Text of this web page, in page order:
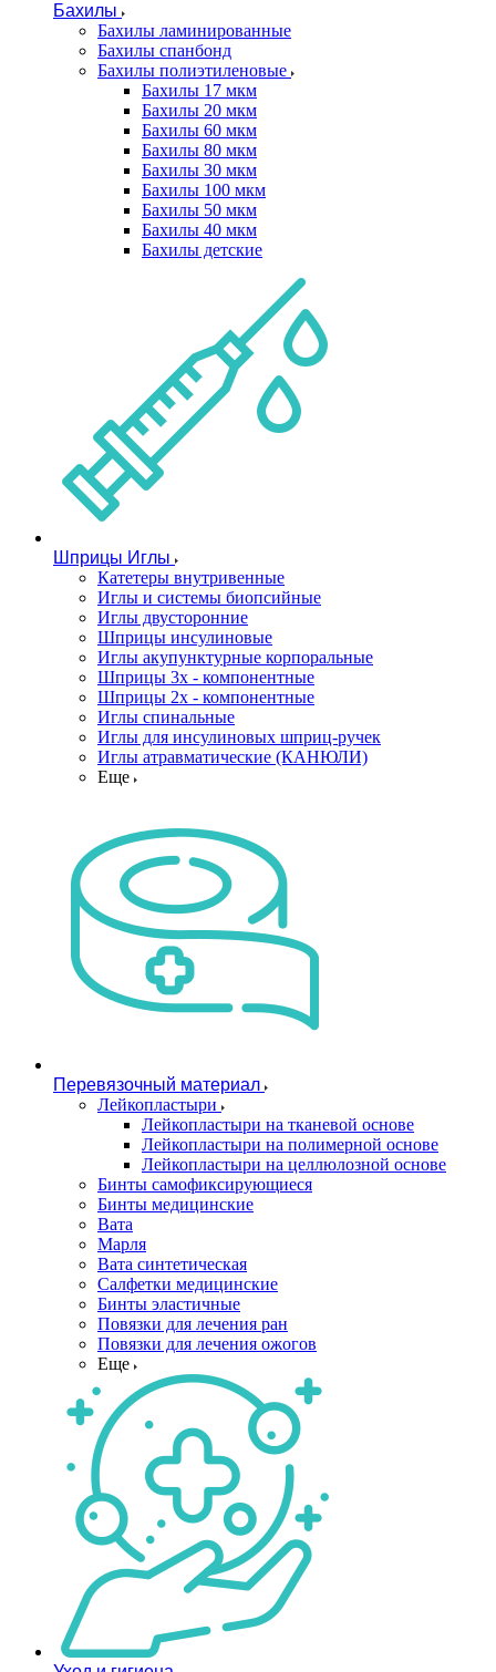
Бахилы
Бахилы ламинированные
Бахилы спанбонд
Бахилы полиэтиленовые
Бахилы 17 мкм
Бахилы 20 мкм
Бахилы 60 мкм
Бахилы 80 мкм
Бахилы 30 мкм
Бахилы 100 мкм
Бахилы 50 мкм
Бахилы 40 мкм
Бахилы детские
Шприцы Иглы
Катетеры внутривенные
Иглы и системы биопсийные
Иглы двусторонние
Шприцы инсулиновые
Иглы акупунктурные корпоральные
Шприцы 3х - компонентные
Шприцы 2х - компонентные
Иглы спинальные
Иглы для инсулиновых шприц-ручек
Иглы атравматические (КАНЮЛИ)
Еще
Перевязочный материал
Лейкопластыри
Лейкопластыри на тканевой основе
Лейкопластыри на полимерной основе
Лейкопластыри на целлюлозной основе
Бинты самофиксирующиеся
Бинты медицинские
Вата
Марля
Вата синтетическая
Салфетки медицинские
Бинты эластичные
Повязки для лечения ран
Повязки для лечения ожогов
Еще